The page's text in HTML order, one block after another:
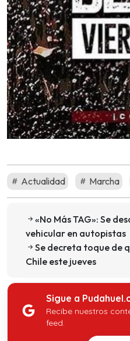
Actualidad Marcha
«No Más TAG»: Se
vehicular en autopistas
Se decreta toque de
Chile este jueves
Sigue a
Recibe nuestros
feed.